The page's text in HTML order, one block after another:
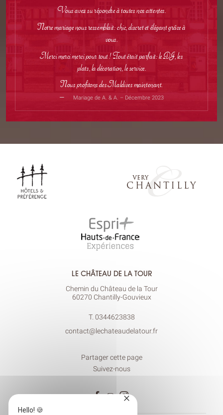
Vous avez su répondre à toutes nos attentes.
Notre mariage nous ressemblait: chic, discret et élégant grâce à
vous.
Merci merci merci pour tout ! Tout était parfait: le DJ, les
plats, la décoration, le service.
Nous profitons des Maldives maintenant.
Mariage de A. & A. – Décembre 2023
LE CHÂTEAU DE LA TOUR
Chemin du Château de la Tour
60270 Chantilly-Gouvieux
T. 0344623838
contact@lechateaudelatour.fr
Partager cette page
Suivez-nous
×
Hello! 🍪